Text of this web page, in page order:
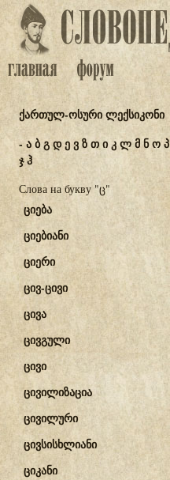
ქართულ-ოსური ლექსიკონი
-აბგდევზთიკლმნოპ
ჯჰ
Слова на букву "ც"
ციება
ციებიანი
ციერი
ცივ-ცივი
ცივა
ცივგული
ცივი
ცივილიზაცია
ცივილური
ცივსისხლიანი
ციკანი